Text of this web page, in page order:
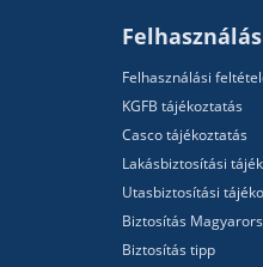
Felhasználás
Felhasználási
KGFB tájékoztatás
Casco tájékoztatás
Lakásbiztosítási
Utasbiztosítási
Biztosítás
Biztosítás tipp